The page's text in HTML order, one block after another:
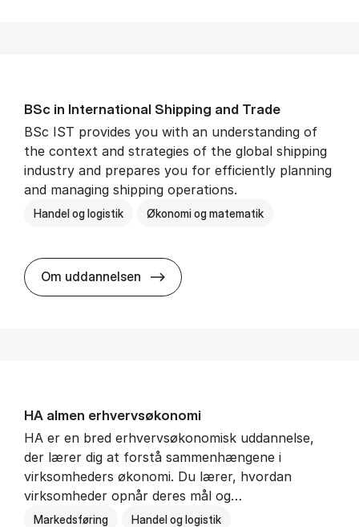
BSc in In­ter­na­tion­al Ship­ping and Trade
BSc IST provides you with an understanding of
the context and strategies of the global shipping
industry and prepares you for efficiently planning
and managing shipping operations.
Handel og logistik Økonomi og matematik
Om uddannelsen BSc in In­ter­na­tion­al Ship­ping
HA al­men erhvervs­økonomi
HA er en bred erhvervsøkonomisk uddannelse,
der lærer dig at forstå sammenhængene i
virksomheders økonomi. Du lærer, hvordan
virksomheder opnår deres mål og…
Markedsføring Handel og logistik